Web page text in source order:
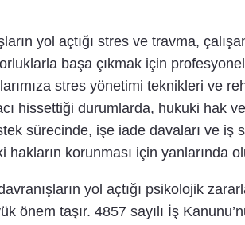
yol açtığı stres ve travma,
başa çıkmak için
stres yönetimi teknikleri ve
hissettiği durumlarda, hukuki hak
sürecinde, işe iade davaları ve
hakların korunması için yanlarında
yol açtığı psikolojik
önem taşır. 4857 sayılı İş